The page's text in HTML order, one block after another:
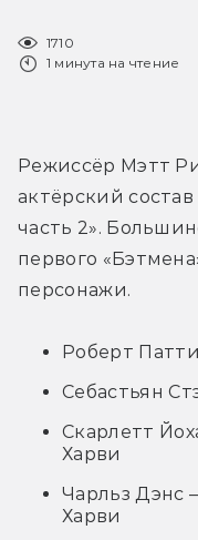
1710
1 минута на чтение
Режиссёр Мэтт
актёрский
часть 2».
первого
персонажи.
Роберт
Себастьян
Скарлетт
Харви
Чарльз Дэнс
Харви